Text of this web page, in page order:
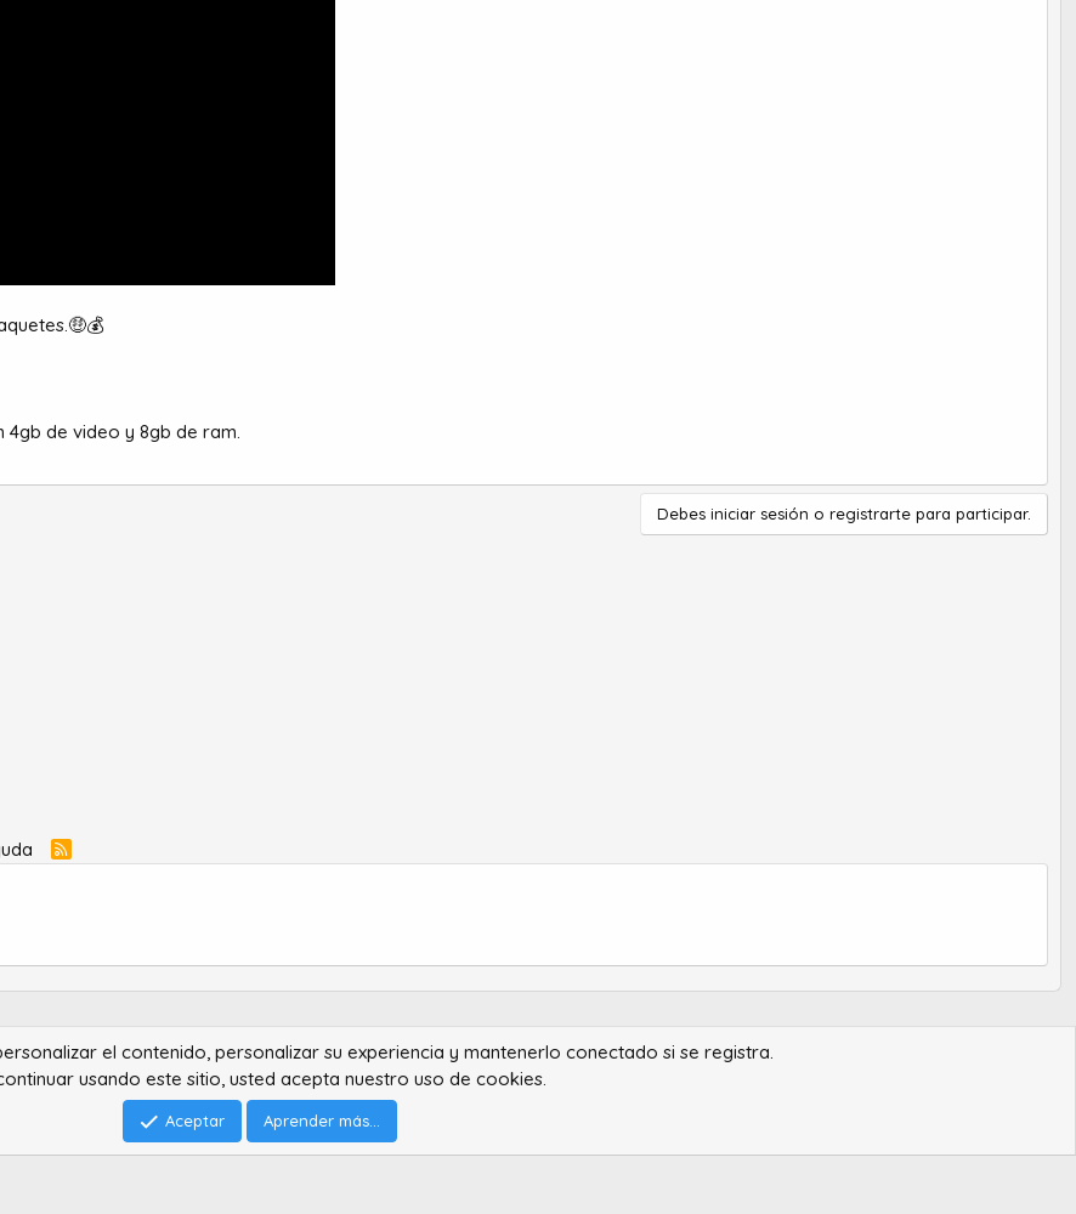
de video y 8gb de ram.
Debes iniciar sesión o registrarte para participar.
S
Community platform by XenForo © 2010-2022 XenForo Ltd.
Advanced Forum Stats by AddonFlare - Premium XF2 Addons
Park theme made byStylesFactory.pl
el contenido, personalizar su experiencia y mantenerlo conectado si se registra.
usando este sitio, usted acepta nuestro uso de cookies.
Aceptar Aprender más...